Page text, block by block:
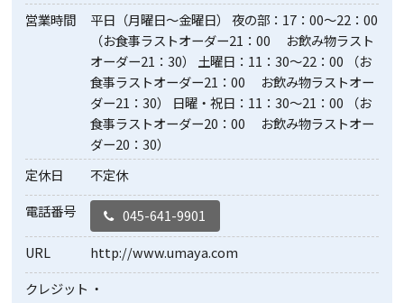
営業時間
平日（月曜日～金曜日） 夜の部：17：00～22：00
（お食事ラストオーダー21：00 お飲み物ラスト
オーダー21：30） 土曜日：11：30～22：00 （お
食事ラストオーダー21：00 お飲み物ラストオー
ダー21：30） 日曜・祝日：11：30～21：00 （お
食事ラストオーダー20：00 お飲み物ラストオー
ダー20：30）
定休日
不定休
電話番号
045-641-9901
URL
http://www.umaya.com
クレジット ・